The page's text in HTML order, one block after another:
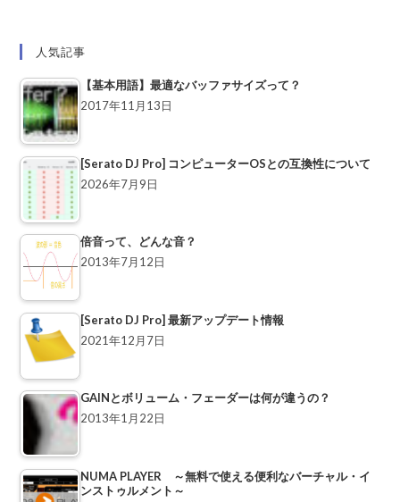
人気記事
【基本用語】最適なバッファサイズって？
2017年11月13日
[Serato DJ Pro] コンピューターOSとの互換性について
2026年7月9日
倍音って、どんな音？
2013年7月12日
[Serato DJ Pro] 最新アップデート情報
2021年12月7日
GAINとボリューム・フェーダーは何が違うの？
2013年1月22日
NUMA PLAYER ～無料で使える便利なバーチャル・イ
ンストゥルメント～